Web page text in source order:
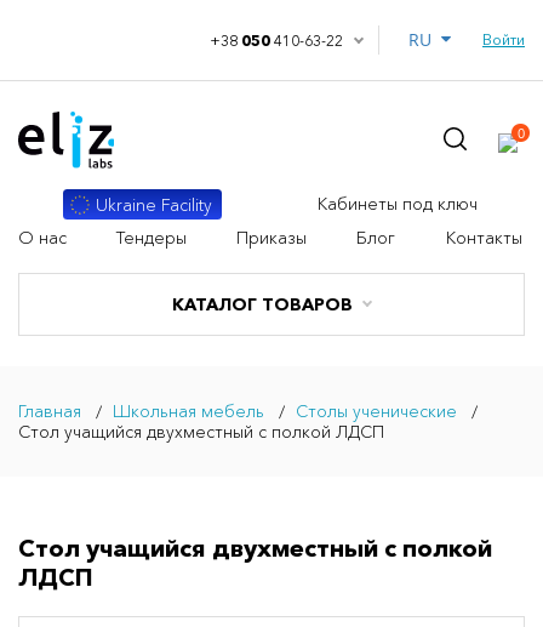
+38 050410-63-22 Войти
КАТАЛОГ ТОВАРОВ
Ukraine Facility
Кабинеты под ключ
О нас
Тендеры Приказы Блог Контакты
0
Главная Школьная мебель
Столы ученические
Стол учащийся двухместный с полкой ЛДСП
Стол учащийся двухместный с полкой
ЛДСП